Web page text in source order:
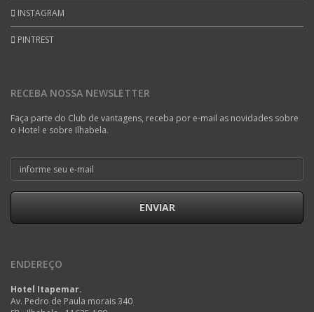
INSTAGRAM
PINTREST
RECEBA NOSSA NEWSLETTER
Faça parte do Club de vantagens, receba por e-mail as novidades sobre
o Hotel e sobre Ilhabela.
ENVIAR
ENDEREÇO
Hotel Itapemar.
Av. Pedro de Paula morais 340